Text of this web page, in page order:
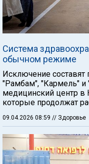
Система
обычном режиме
Исключение составят
"Рамбам", "Кармель" и
медицинский центр в
которые продолжат
09.04.2026 08:59 // Здоровье